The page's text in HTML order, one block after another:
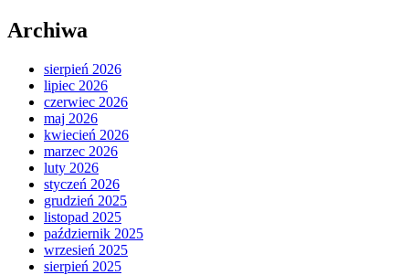
Archiwa
sierpień 2026
lipiec 2026
czerwiec 2026
maj 2026
kwiecień 2026
marzec 2026
luty 2026
styczeń 2026
grudzień 2025
listopad 2025
październik 2025
wrzesień 2025
sierpień 2025